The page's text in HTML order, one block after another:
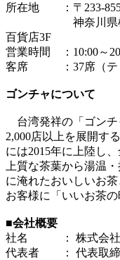
所在地 ：〒233-
神奈川県横浜市
百貨店3F
営業時間 ：10:00～
客席 ：37席（ティ
ゴンチャについて
台湾発祥の「ゴンチ
2,000店以上を展開す
には2015年に上陸し
上質な茶葉から湯温
に淹れたおいしいお
お客様に「いいお茶の
■会社概要
社名 ： 株式会社
代表者 ： 代表取締